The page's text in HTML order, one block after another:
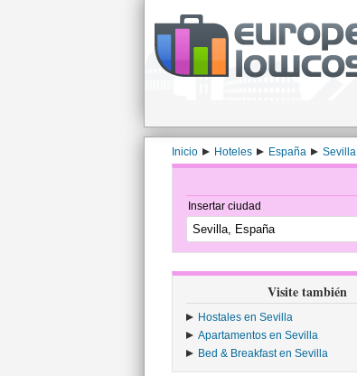
Inicio Hoteles España Sevilla
Insertar ciudad
Visite también
Hostales en Sevilla
Apartamentos en Sevilla
Bed & Breakfast en Sevilla